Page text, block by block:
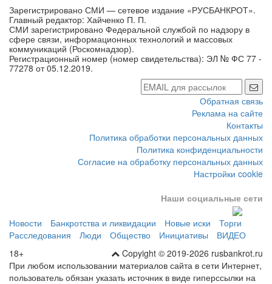
Зарегистрировано СМИ — сетевое издание «РУСБАНКРОТ».
Главный редактор: Хайченко П. П.
СМИ зарегистрировано Федеральной службой по надзору в
сфере связи, информационных технологий и массовых
коммуникаций (Роскомнадзор).
Регистрационный номер (номер свидетельства): ЭЛ № ФС 77 -
77278 от 05.12.2019.
Обратная связь
Реклама на сайте
Контакты
Политика обработки персональных данных
Политика конфиденциальности
Согласие на обработку персональных данных
Настройки cookie
Наши социальные сети
Новости Банкротства и ликвидации Новые иски
Торги
Расследования
Люди Общество Инициативы
ВИДЕО
Copyight © 2019-2026 rusbankrot.ru
18+
При любом использовании материалов сайта в сети Интернет,
пользователь обязан указать источник в виде гиперссылки на